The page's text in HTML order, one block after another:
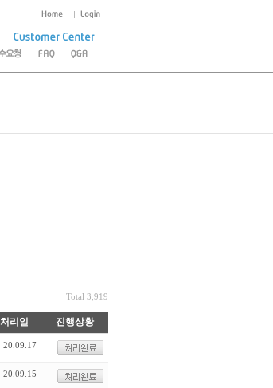
Total 3,919
처리일 진행상황
20.09.17
20.09.15